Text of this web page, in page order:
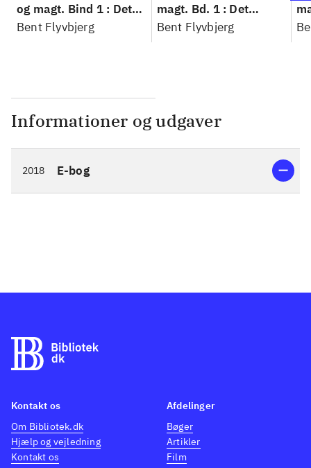
og magt. Bind 1 : Det
konkretes videnskab
Bent Flyvbjerg
magt. Bd. 1 : Det
konkretes videnskab
Bent Flyvbjerg
Informationer og udgaver
2018 E-bog
Kontakt os
Om Bibliotek.dk
Hjælp og vejledning
Kontakt os
Afdelinger
Bøger
Artikler
Film